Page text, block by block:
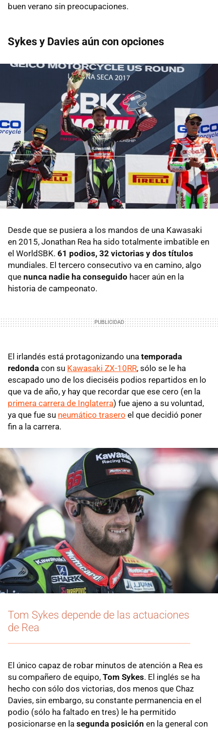
buen verano sin preocupaciones.
Sykes y Davies aún con opciones
Desde que se pusiera a los mandos de una Kawasaki
en 2015, Jonathan Rea ha sido totalmente imbatible en
el WorldSBK. 61 podios, 32 victorias y dos títulos
mundiales. El tercero consecutivo va en camino, algo
que nunca nadie ha conseguido hacer aún en la
historia de campeonato.
El irlandés está protagonizando una temporada
redonda con su Kawasaki ZX-10RR, sólo se le ha
escapado uno de los dieciséis podios repartidos en lo
que va de año, y hay que recordar que ese cero (en la
primera carrera de Inglaterra) fue ajeno a su voluntad,
ya que fue su neumático trasero el que decidió poner
fin a la carrera.
Tom Sykes depende de las actuaciones
de Rea
El único capaz de robar minutos de atención a Rea es
su compañero de equipo, Tom Sykes. El inglés se ha
hecho con sólo dos victorias, dos menos que Chaz
Davies, sin embargo, su constante permanencia en el
podio (sólo ha faltado en tres) le ha permitido
posicionarse en la segunda posición en la general con